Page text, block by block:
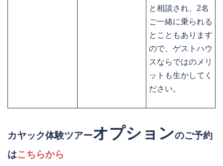
と相談され、2名
ご一緒に乗られる
とこともあります
ので、ゲストハウ
スならではのメリ
ットも生かしてく
ださい。
カヤック体験ツアーオプションのご予約
はこちらから